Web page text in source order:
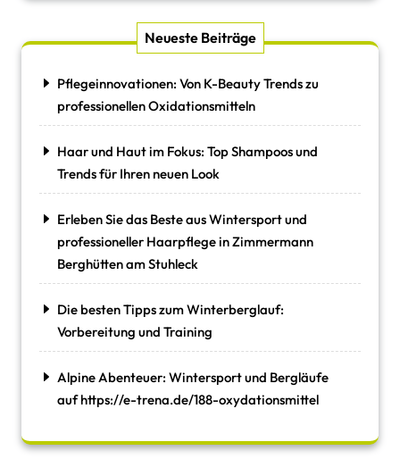
Neueste Beiträge
Pflegeinnovationen: Von K-Beauty Trends zu
professionellen Oxidationsmitteln
Haar und Haut im Fokus: Top Shampoos und
Trends für Ihren neuen Look
Erleben Sie das Beste aus Wintersport und
professioneller Haarpflege in Zimmermann
Berghütten am Stuhleck
Die besten Tipps zum Winterberglauf:
Vorbereitung und Training
Alpine Abenteuer: Wintersport und Bergläufe
auf https://e-trena.de/188-oxydationsmittel